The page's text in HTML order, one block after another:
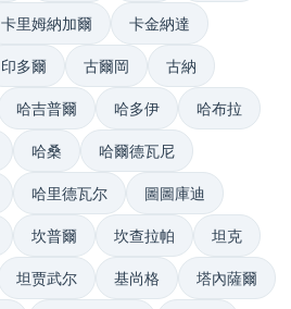
卡里姆納加爾 卡金納達
印多爾 古爾岡 古納
哈吉普爾 哈多伊 哈布拉
哈桑 哈爾德瓦尼
哈里德瓦尔 圖圖庫迪
坎普爾 坎查拉帕 坦克
坦贾武尔 基尚格 塔內薩爾